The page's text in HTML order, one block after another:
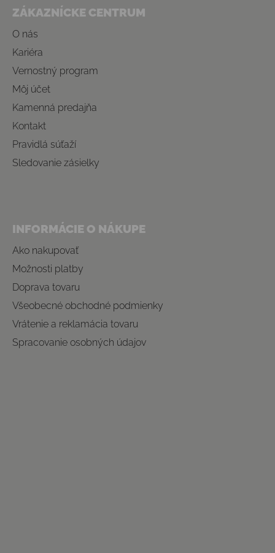
ZÁKAZNÍCKE CENTRUM
O nás
Kariéra
Vernostný program
Môj účet
Kamenná predajňa
Kontakt
Pravidlá súťaží
Sledovanie zásielky
INFORMÁCIE O NÁKUPE
Ako nakupovať
Možnosti platby
Doprava tovaru
Všeobecné obchodné podmienky
Vrátenie a reklamácia tovaru
Spracovanie osobných údajov